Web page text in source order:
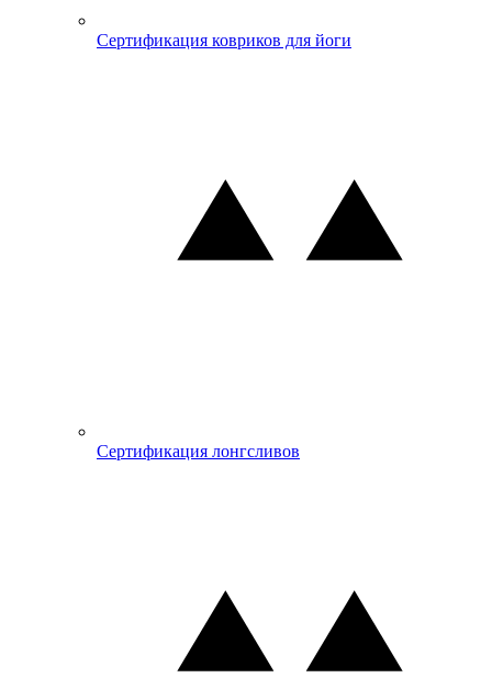
Сертификация ковриков для йоги
Сертификация лонгсливов